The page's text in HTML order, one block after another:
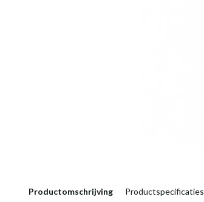
Productomschrijving Productspecificaties